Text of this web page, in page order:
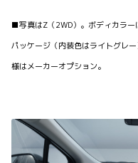
■写真はZ（2WD）。ボディカラ
パッケージ（内装色はライトグレ
様はメーカーオプション。